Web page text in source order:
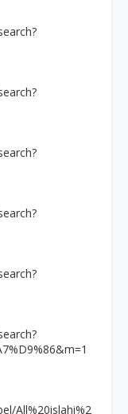
All%20islahi%2